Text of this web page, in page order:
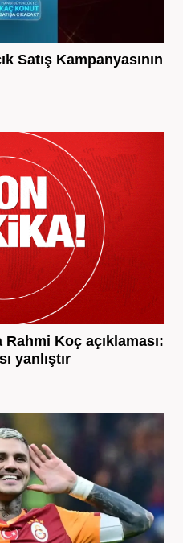
Satış Kampanyasının
Koç açıklaması:
yanlıştır